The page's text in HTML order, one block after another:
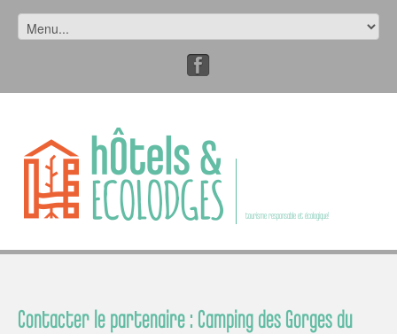
tourisme responsable et écologique!
Contacter le partenaire : Camping des Gorges du